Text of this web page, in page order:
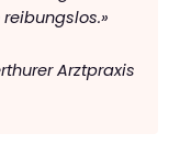
Arztpraxis